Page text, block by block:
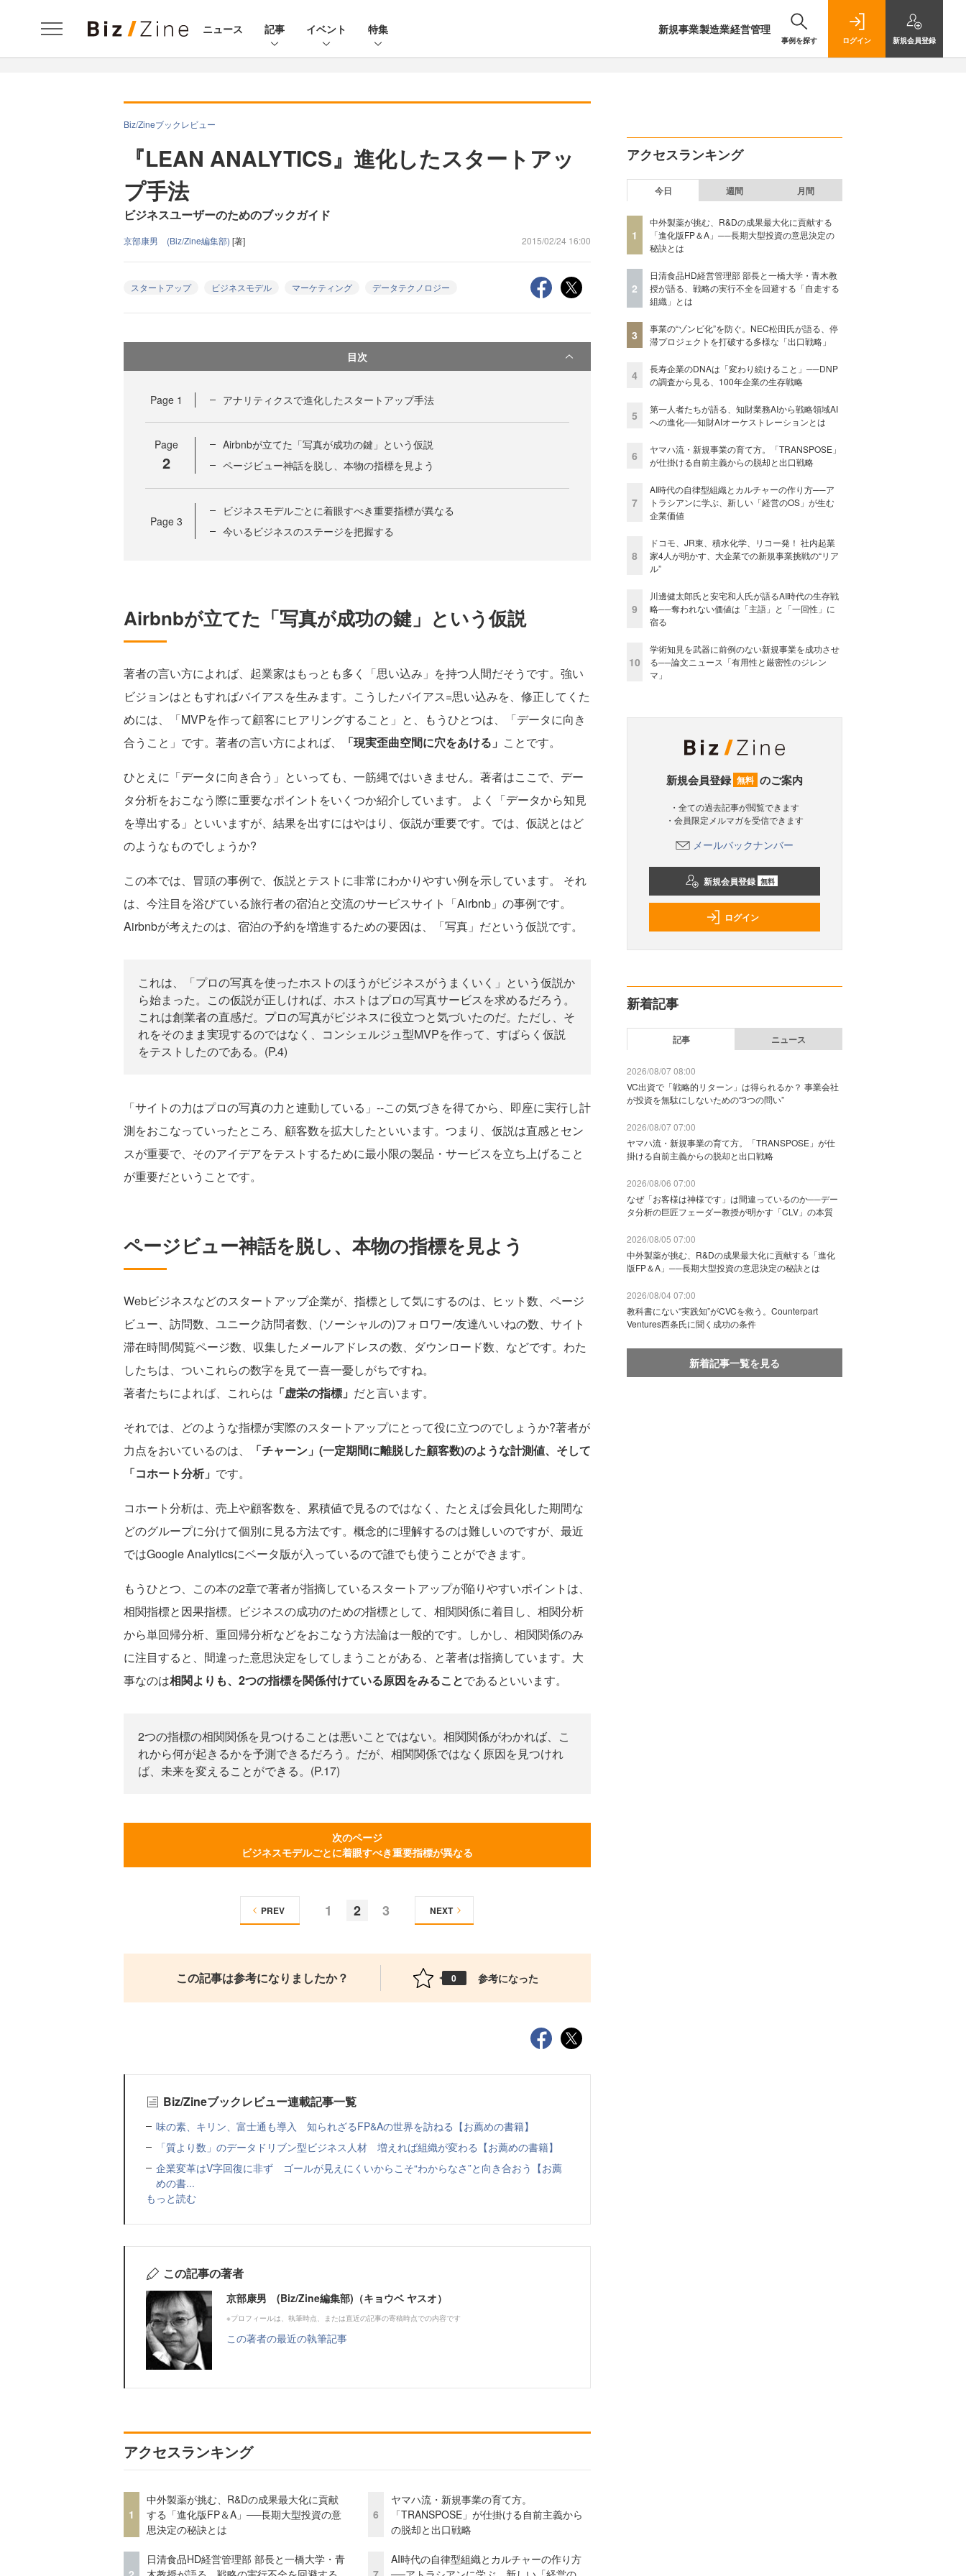
ニュース 記事 イベント 特集 新規事業製造業経営管理
事例を探す ログイン 新規会員登録
Biz/Zineブックレビュー
『LEAN ANALYTICS』進化したスタートアッ
プ手法
ビジネスユーザーのためのブックガイド
京部康男 (Biz/Zine編集部) [著] 2015/02/24 16:00
スタートアップ ビジネスモデル マーケティング データテクノロジー
目次
Page 1 アナリティクスで進化したスタートアップ手法
Page
2
Airbnbが立てた「写真が成功の鍵」という仮説
ページビュー神話を脱し、本物の指標を見よう
Page 3
ビジネスモデルごとに着眼すべき重要指標が異なる
今いるビジネスのステージを把握する
Airbnbが立てた「写真が成功の鍵」という仮説
著者の言い方によれば、起業家はもっとも多く「思い込み」を持つ人間だそうです。強い
ビジョンはともすればバイアスを生みます。こうしたバイアス=思い込みを、修正してくた
めには、「MVPを作って顧客にヒアリングすること」と、もうひとつは、「データに向き
合うこと」です。著者の言い方によれば、
「現実歪曲空間に穴をあける」 ことです。
ひとえに「データに向き合う」といっても、一筋縄ではいきません。著者はここで、デー
タ分析をおこなう際に重要なポイントをいくつか紹介しています。 よく「データから知見
を導出する」といいますが、結果を出すにはやはり、仮説が重要です。では、仮説とはど
のようなものでしょうか?
この本では、冒頭の事例で、仮説とテストに非常にわかりやすい例を示しています。 それ
は、今注目を浴びている旅行者の宿泊と交流のサービスサイト「Airbnb」の事例です。
Airbnbが考えたのは、宿泊の予約を増進するための要因は、「写真」だという仮説です。
これは、「プロの写真を使ったホストのほうがビジネスがうまくいく」という仮説か
ら始まった。この仮説が正しければ、ホストはプロの写真サービスを求めるだろう。
これは創業者の直感だ。プロの写真がビジネスに役立つと気づいたのだ。ただし、そ
れをそのまま実現するのではなく、コンシェルジュ型MVPを作って、すばらく仮説
をテストしたのである。(P.4)
「サイトの力はプロの写真の力と連動している」--この気づきを得てから、即座に実行し計
測をおこなっていったところ、顧客数を拡大したといいます。つまり、仮説は直感とセン
スが重要で、そのアイデアをテストするために最小限の製品・サービスを立ち上げること
が重要だということです。
ページビュー神話を脱し、本物の指標を見よう
Webビジネスなどのスタートアップ企業が、指標として気にするのは、ヒット数、ページ
ビュー、訪問数、ユニーク訪問者数、(ソーシャルの)フォロワー/友達/いいねの数、サイト
滞在時間/閲覧ページ数、収集したメールアドレスの数、ダウンロード数、などです。わた
したちは、ついこれらの数字を見て一喜一憂しがちですね。
著者たちによれば、これらは 「虚栄の指標」 だと言います。
それでは、どのような指標が実際のスタートアップにとって役に立つのでしょうか?著者が
力点をおいているのは、
「チャーン」(一定期間に離脱した顧客数)のような計測値、そして
「コホート分析」 です。
コホート分析は、売上や顧客数を、累積値で見るのではなく、たとえば会員化した期間な
どのグループに分けて個別に見る方法です。概念的に理解するのは難しいのですが、最近
ではGoogle Analyticsにベータ版が入っているので誰でも使うことができます。
もうひとつ、この本の2章で著者が指摘しているスタートアップが陥りやすいポイントは、
相関指標と因果指標。ビジネスの成功のための指標として、相関関係に着目し、相関分析
から単回帰分析、重回帰分析などをおこなう方法論は一般的です。しかし、相関関係のみ
に注目すると、間違った意思決定をしてしまうことがある、と著者は指摘しています。大
事なのは相関よりも、2つの指標を関係付けている原因をみることであるといいます。
2つの指標の相関関係を見つけることは悪いことではない。相関関係がわかれば、こ
れから何が起きるかを予測できるだろう。だが、相関関係ではなく原因を見つけれ
ば、未来を変えることができる。(P.17)
次のページ
ビジネスモデルごとに着眼すべき重要指標が異なる
1 2 3
PREV NEXT
この記事は参考になりましたか？ 0 参考になった
Biz/Zineブックレビュー連載記事一覧
味の素、キリン、富士通も導入 知られざるFP&Aの世界を訪ねる【お薦めの書籍】
「質より数」のデータドリブン型ビジネス人材 増えれば組織が変わる【お薦めの書籍】
企業変革はV字回復に非ず ゴールが見えにくいからこそ“わからなさ”と向き合おう【お薦
めの書...
もっと読む
この記事の著者
京部康男 (Biz/Zine編集部)（キョウベ ヤスオ）
※プロフィールは、執筆時点、または直近の記事の寄稿時点での内容です
この著者の最近の執筆記事
アクセスランキング
1
中外製薬が挑む、R&Dの成果最大化に貢献
する「進化版FP＆A」──長期大型投資の意
思決定の秘訣とは
日清食品HD経営管理部 部長と一橋大学・青
6
ヤマハ流・新規事業の育て方。
「TRANSPOSE」が仕掛ける自前主義から
の脱却と出口戦略
AI時代の自律型組織とカルチャーの作り方
アクセスランキング
今日 週間 月間
1
中外製薬が挑む、R&Dの成果最大化に貢献する
「進化版FP＆A」──長期大型投資の意思決定の
秘訣とは
2
日清食品HD経営管理部 部長と一橋大学・青木教
授が語る、戦略の実行不全を回避する「自走する
組織」とは
3
事業の“ゾンビ化”を防ぐ。NEC松田氏が語る、停
滞プロジェクトを打破する多様な「出口戦略」
4
長寿企業のDNAは「変わり続けること」──DNP
の調査から見る、100年企業の生存戦略
5
第一人者たちが語る、知財業務AIから戦略領域AI
への進化──知財AIオーケストレーションとは
6
ヤマハ流・新規事業の育て方。「TRANSPOSE」
が仕掛ける自前主義からの脱却と出口戦略
7
AI時代の自律型組織とカルチャーの作り方──ア
トラシアンに学ぶ、新しい「経営のOS」が生む
企業価値
8
ドコモ、JR東、積水化学、リコー発！ 社内起業
家4人が明かす、大企業での新規事業挑戦の“リア
ル”
9
川邊健太郎氏と安宅和人氏が語るAI時代の生存戦
略──奪われない価値は「主語」と「一回性」に
宿る
10
学術知見を武器に前例のない新規事業を成功させ
る──論文ニュース「有用性と厳密性のジレン
マ」
新規会員登録 無料 のご案内
・全ての過去記事が閲覧できます
・会員限定メルマガを受信できます
メールバックナンバー
新規会員登録 無料
ログイン
新着記事
記事 ニュース
2026/08/07 08:00
VC出資で「戦略的リターン」は得られるか？ 事業会社
が投資を無駄にしないための“3つの問い”
2026/08/07 07:00
ヤマハ流・新規事業の育て方。「TRANSPOSE」が仕
掛ける自前主義からの脱却と出口戦略
2026/08/06 07:00
なぜ「お客様は神様です」は間違っているのか──デー
タ分析の巨匠フェーダー教授が明かす「CLV」の本質
2026/08/05 07:00
中外製薬が挑む、R&Dの成果最大化に貢献する「進化
版FP＆A」──長期大型投資の意思決定の秘訣とは
2026/08/04 07:00
教科書にない“実践知”がCVCを救う。Counterpart
Ventures西条氏に聞く成功の条件
新着記事一覧を見る